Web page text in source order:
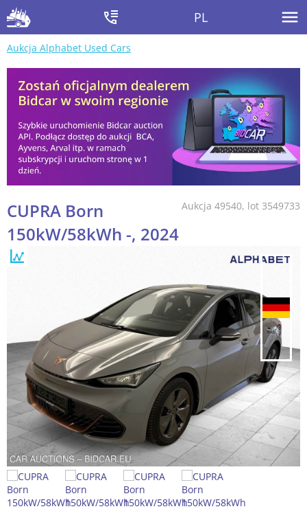
PL
Aukcja Alphabet Used Cars
Aukcja 49540, lot 3549733
CUPRA Born
150kW/58kWh -, 2024